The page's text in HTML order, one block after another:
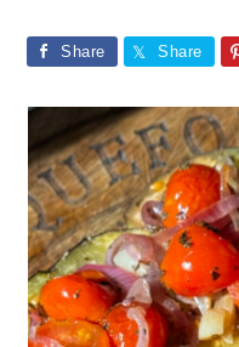
Share Share